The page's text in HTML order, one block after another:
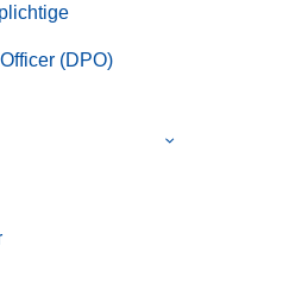
(DPO)
Submenu